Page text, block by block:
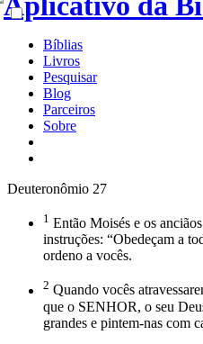
Bíblias
Livros
Pesquisar
Blog
Parceiros
Sobre
Deuteronômio 27
1 Então Moisés e os
instruções: “Obedeçam a
ordeno a vocês.
2 Quando vocês
que o SENHOR, o seu
grandes e pintem-nas com